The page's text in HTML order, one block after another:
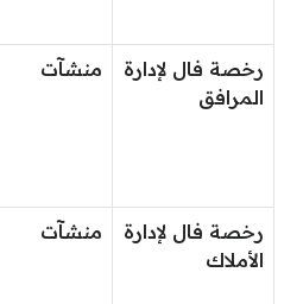
رخصة فال لإدارة
المرافق
منشآت
رخصة فال لإدارة
الأملاك
منشآت